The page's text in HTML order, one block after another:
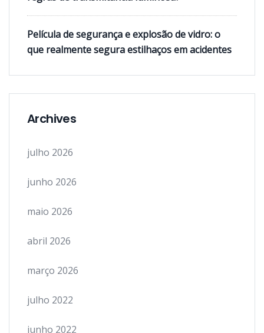
Película de segurança e explosão de vidro: o
que realmente segura estilhaços em acidentes
Archives
julho 2026
junho 2026
maio 2026
abril 2026
março 2026
julho 2022
junho 2022